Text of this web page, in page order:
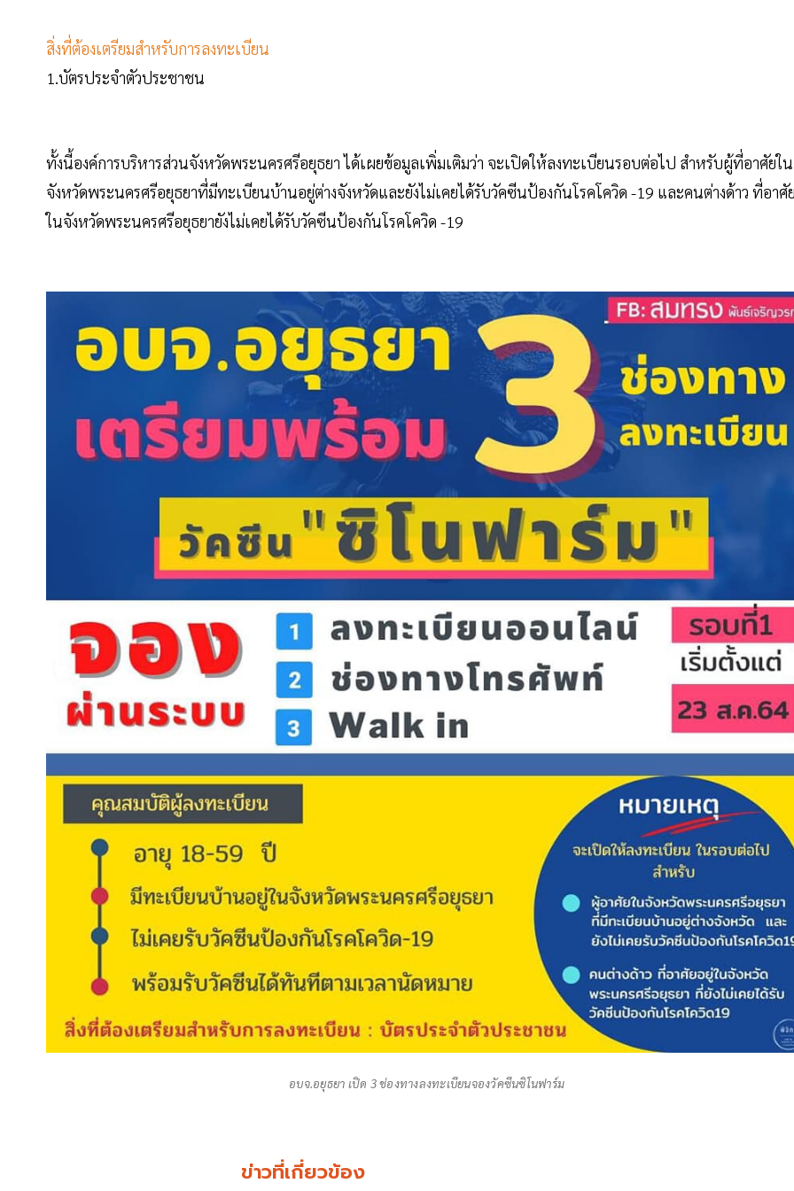
สิ่งที่ต้องเตรียมสำหรับการลงทะเบียน
1.บัตรประจำตัวประชาชน
ทั้งนี้องค์การบริหารส่วนจังหวัดพระนครศรีอยุธยา ได้เผยข้อมูลเพิ่มเติมว่า จะเปิดให้ลงทะเบียนรอบต่อไป สำหรับผู้ที่อาศัยใน
จังหวัดพระนครศรีอยุธยาที่มีทะเบียนบ้านอยู่ต่างจังหวัดและยังไม่เคยได้รับวัคซีนป้องกันโรคโควิด -19 และคนต่างด้าว ที่อาศั
ในจังหวัดพระนครศรีอยุธยายังไม่เคยได้รับวัคซีนป้องกันโรคโควิด -19
อบจ.อยุธยา เปิด 3 ช่องทางลงทะเบียนจองวัคซีนซิโนฟาร์ม
ข่าวที่เกี่ยวข้อง